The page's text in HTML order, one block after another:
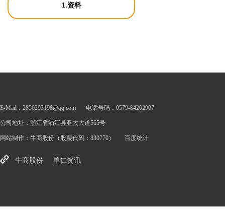
1.资料
E-Mail：2850293198@qq.com 电话号码：0579-84202907
公司地址：浙江省浦江县亚太大道565号
网站制作： 牛商股份 （股票代码：830770） 百度统计
牛商股份 单仁资讯